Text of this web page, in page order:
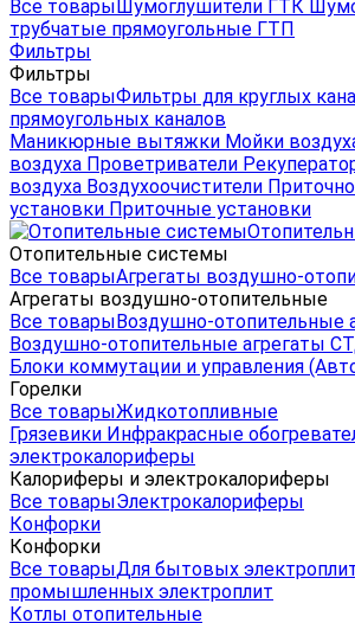
Все товарыШумоглушители ГТК
трубчатые прямоугольные ГТП
Фильтры
Фильтры
Все товарыФильтры для круглых
прямоугольных каналов
Маникюрные вытяжки Мойки
воздуха Проветриватели
воздуха Воздухоочистители
установки Приточные установки
Отопительные системы
Все товарыАгрегаты воздушно-
Агрегаты воздушно-отопительные
Все товарыВоздушно-отопительные
Воздушно-отопительные агрегаты
Блоки коммутации и управления
Горелки
Все товарыЖидкотопливные
Грязевики Инфракрасные
электрокалориферы
Калориферы и электрокалориферы
Все товарыЭлектрокалориферы
Конфорки
Конфорки
Все товарыДля бытовых
промышленных электроплит
Котлы отопительные